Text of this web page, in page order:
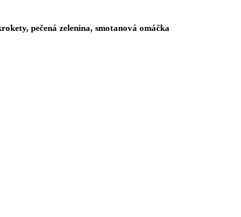
pečená zelenina, smotanová omáčka